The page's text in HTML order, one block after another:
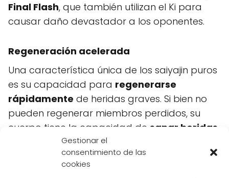
Gestionar el
consentimiento de las
cookies
Final Flash, que también utilizan el Ki para
causar daño devastador a los oponentes.
Regeneración acelerada
Una característica única de los saiyajin puros
es su capacidad para regenerarse
rápidamente de heridas graves. Si bien no
pueden regenerar miembros perdidos, su
cuerpo tiene la capacidad de sanar heridas
en un corto período de tiempo
otorga una gran ventaja en el combate, ya
que pueden seguir luchando incluso después